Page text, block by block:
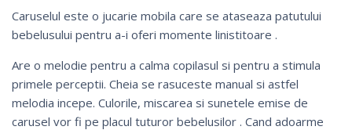
Caruselul este o jucarie mobila care se ataseaza patutului
bebelusului pentru a-i oferi momente linistitoare .
Are o melodie pentru a calma copilasul si pentru a stimula
primele perceptii. Cheia se rasuceste manual si astfel
melodia incepe. Culorile, miscarea si sunetele emise de
carusel vor fi pe placul tuturor bebelusilor . Cand adoarme